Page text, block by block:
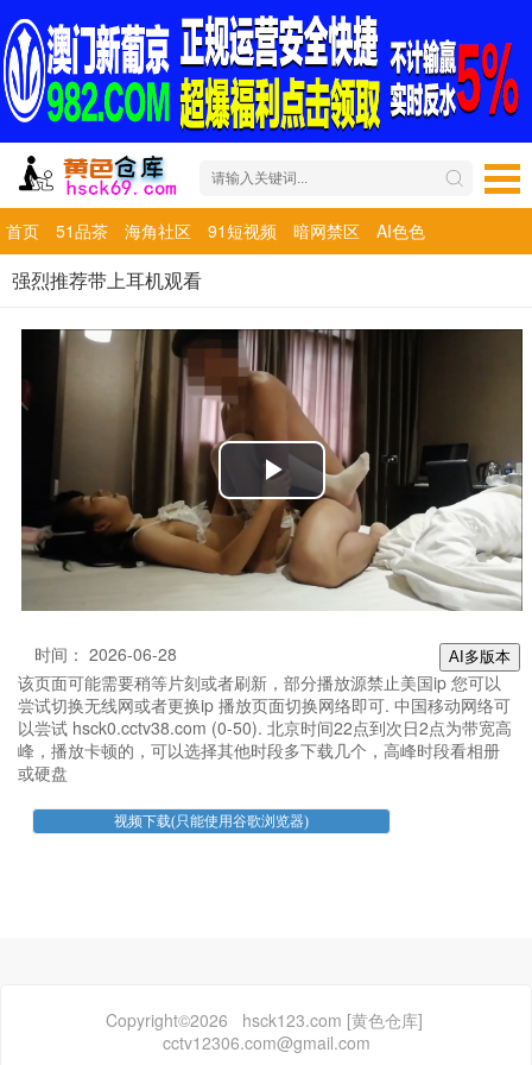
首页 51品茶 海角社区 91短视频 暗网禁区 AI色色
强烈推荐带上耳机观看
AI多版本
时间： 2026-06-28
该页面可能需要稍等片刻或者刷新，部分播放源禁止美国ip 您可以
尝试切换无线网或者更换ip 播放页面切换网络即可. 中国移动网络可
以尝试 hsck0.cctv38.com (0-50). 北京时间22点到次日2点为带宽高
峰，播放卡顿的，可以选择其他时段多下载几个，高峰时段看相册
或硬盘
Copyright©2026 hsck123.com [黄色仓库]
cctv12306.com@gmail.com